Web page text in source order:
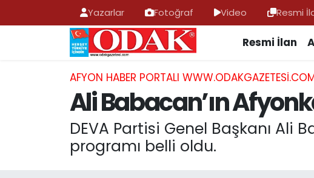
Yazarlar Fotoğraf Video Resmi
Resmi İlan
AFYON HABER PORTALI
Ali Babacan’ın
DEVA Partisi Genel Başkanı Ali
programı belli oldu.
AFYONKARAHİSAR HABERLERİ
Resmi İlan
ASAYİŞ
GÜNCEL
Nöbetçi Eczaneler
Hava Durumu
Trafik Durumu
Süper Lig Puan Durumu ve Fikstür